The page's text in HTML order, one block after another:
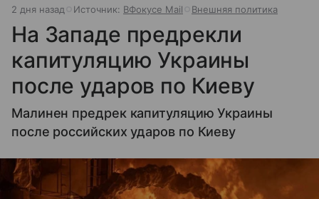
2 дня назад Источник: ВФокусе Mail Внешняя политика
На Западе предрекли
капитуляцию Украины
после ударов по Киеву
Малинен предрек капитуляцию Украины
после российских ударов по Киеву